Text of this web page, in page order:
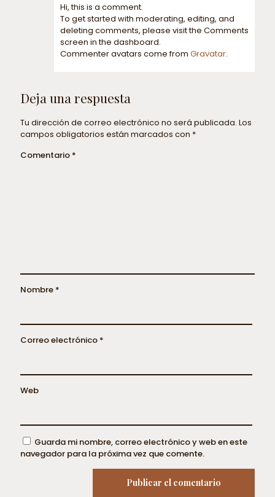
Hi, this is a comment.
To get started with moderating, editing, and
deleting comments, please visit the Comments
screen in the dashboard.
Commenter avatars come from Gravatar.
Deja una respuesta
Tu dirección de correo electrónico no será publicada. Los
campos obligatorios están marcados con *
Comentario *
Nombre *
Correo electrónico *
Web
Guarda mi nombre, correo electrónico y web en este
navegador para la próxima vez que comente.